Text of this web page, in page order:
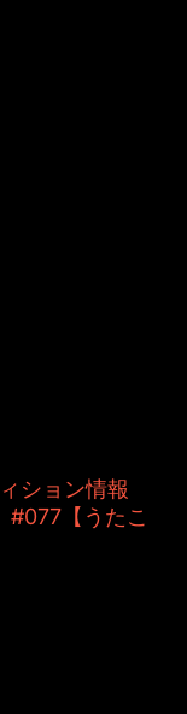
ション情報
#077【うたこ